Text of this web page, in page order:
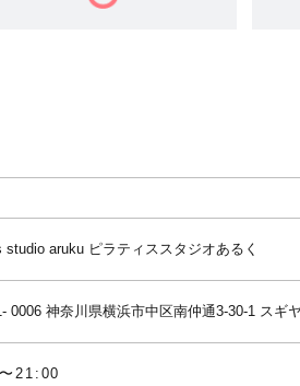
studio aruku ピラティススタジオあるく
0006 神奈川県横浜市中区南仲通3-30-1 スギ
21:00